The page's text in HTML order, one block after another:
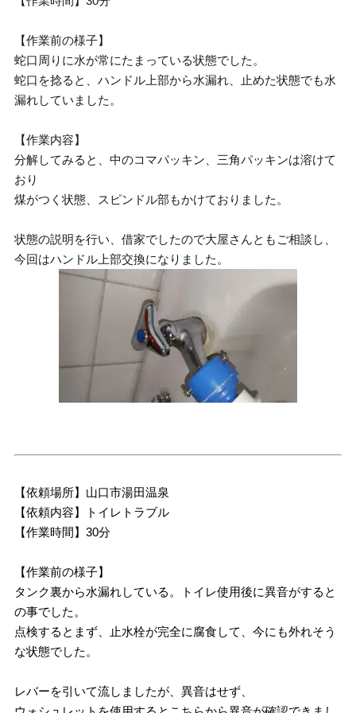
【作業前の様子】
蛇口周りに水が常にたまっている状態でした。
蛇口を捻ると、ハンドル上部から水漏れ、止めた状態でも水
漏れしていました。
【作業内容】
分解してみると、中のコマパッキン、三角パッキンは溶けて
おり
煤がつく状態、スピンドル部もかけておりました。
状態の説明を行い、借家でしたので大屋さんともご相談し、
今回はハンドル上部交換になりました。
【依頼場所】山口市湯田温泉
【依頼内容】トイレトラブル
【作業時間】30分
【作業前の様子】
タンク裏から水漏れしている。トイレ使用後に異音がすると
の事でした。
点検するとまず、止水栓が完全に腐食して、今にも外れそう
な状態でした。
レバーを引いて流しましたが、異音はせず、